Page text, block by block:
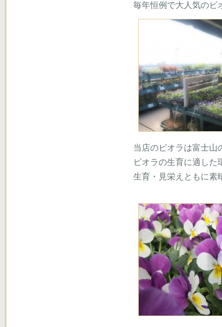
毎年恒例で大人気のビ
当店のビオラは富士山
ビオラの生育に適し
生育・見栄えともに素